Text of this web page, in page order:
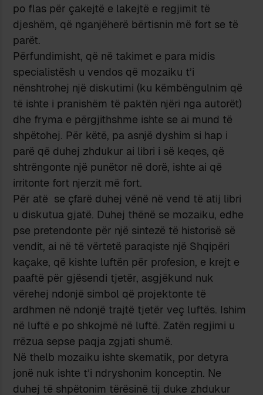
po flas për çakejtë e lakejtë e regjimit të
djeshëm, që nganjëherë bërtisnin më fort se të
parët.
Përfundimisht, që në takimet e para midis
specialistësh u vendos që mozaiku t’i
nënshtrohej një diskutimi (ku këmbëngulnim që
të ishte i pranishëm të paktën njëri nga autorët)
dhe fryma e përgjithshme ishte se ai mund të
shpëtohej. Për këtë, pa asnjë dyshim si hap i
parë që duhej zhdukur ai libri i së keqes, që
shtrëngonte një punëtor në dorë, ishte ai që
irritonte fort njerzit më fort.
Për atë se çfarë duhej vënë në vend të atij libri
u diskutua gjatë. Duhej thënë se mozaiku, edhe
pse pretendonte për një sintezë të historisë së
vendit, ai në të vërtetë paraqiste një Shqipëri
kaçake, që kishte luftën për profesion, e krejt e
paaftë për gjësendi tjetër, asgjëkund nuk
vërehej ndonjë simbol që projektonte të
ardhmen në ndonjë trajtë tjetër veç luftës. Ishim
në luftë e po shkojmë në luftë. Zatën regjimi u
rrëzua sepse paqja zgjati shumë.
Në thelb mozaiku ishte skematik, por detyra
jonë nuk ishte t’i ndryshonim konceptin. Ne
duhej të shpëtonim tërësinë tij duke zhdukur